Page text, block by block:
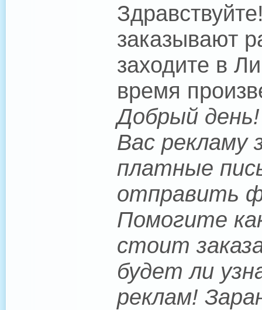
заказывают
заходите в
время
Добрый
Вас рекламу
платные
отправить
Помогите
стоит
будет ли
реклам!